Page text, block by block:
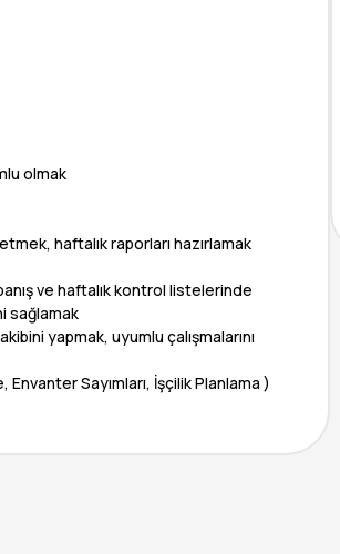
olmak
haftalık raporları hazırlamak
ve haftalık kontrol listelerinde
sağlamak
yapmak, uyumlu çalışmalarını
Sayımları, İşçilik Planlama )